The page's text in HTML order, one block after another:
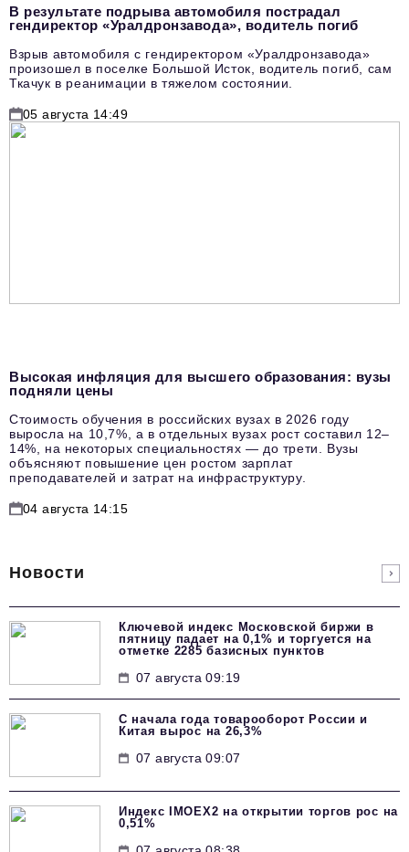
В результате подрыва автомобиля пострадал
гендиректор «Уралдронзавода», водитель погиб
Взрыв автомобиля с гендиректором «Уралдронзавода»
произошел в поселке Большой Исток, водитель погиб, сам
Ткачук в реанимации в тяжелом состоянии.
05 августа 14:49
Высокая инфляция для высшего образования: вузы
подняли цены
Стоимость обучения в российских вузах в 2026 году
выросла на 10,7%, а в отдельных вузах рост составил 12–
14%, на некоторых специальностях — до трети. Вузы
объясняют повышение цен ростом зарплат
преподавателей и затрат на инфраструктуру.
04 августа 14:15
Новости
Ключевой индекс Московской биржи в
пятницу падает на 0,1% и торгуется на
отметке 2285 базисных пунктов
07 августа 09:19
С начала года товарооборот России и
Китая вырос на 26,3%
07 августа 09:07
Индекс IMOEX2 на открытии торгов рос на
0,51%